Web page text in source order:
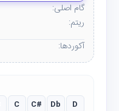
گام اصلی:
ریتم:
آکوردها:
C C# Db D